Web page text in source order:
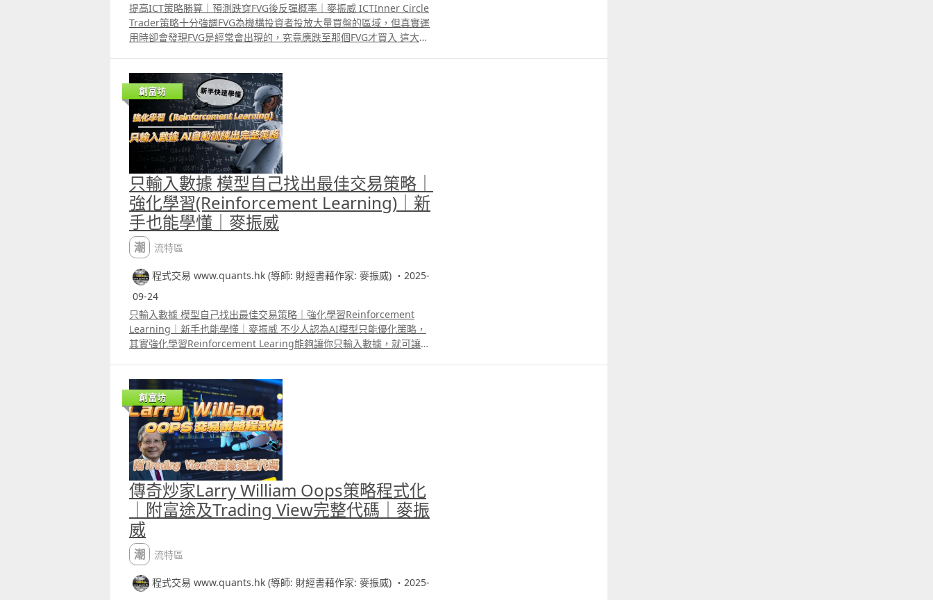
提高ICT策略勝算｜預測跌穿FVG後反彈概率｜麥振威 ICTInner Circle
Trader策略十分強調FVG為機構投資者投放大量買盤的區域，但真實運
用時卻會發現FVG是經常會出現的，究竟應跌至那個FVG才買入 這大部
提高使用ICT策略的勝算。
_________________________________________________________________________
______________ Patreon 會員可選策略可自行backtest及autotrade 1
ICT策略改良版_美期版本 YouTube介紹影片
httpswww.youtube.comwatchv=_k16D3moiugamp;t=5s Backtest
Report
httpswww.tradingview.comscriptNJDkHQ5oICT%E7%AD%96%E7%
95%A5%E6%94%B9%E8%89%AF%E7%89%882%E7%BE%8E%E6%9
C%9F%E7%89%8810 2 ICT 策略改良版_美股及ETF版本 YouTube介紹
影片 httpsyoutu.be4YzpHdt73NEsi=UV7Pzztp1Ii_rfG Backtest
Report
httpswww.tradingview.comscriptK3wgWwILICT%E7%AD%96%E7
%95%A5%E6%94%B9%E8%89%AF%E7%89%882%E7%BE%8E%E8
%82%A1%E5%8F%8AETF%E7%89%88 3 收市前下單 月收入增2.7萬
策略 YouTube介紹影片
httpsyoutu.beIHqAB98gwaUsi=zSeuhTMtBfBBzeb Backtest Report
httpswww.tradingview.comscriptero6ddTkAftermarket%E4%B8%8
B%E5%96%AEStrategy 4 T33_香港期指策略 YouTube介紹影片
httpsyoutu.bekoYtAO9AZKksi=k5H9jsOnUma53K9 Backtest Report
%89%88%E6%9C%AC 5 著名個人炒家John Carter 自創策略1年賺
1800萬美元 改良版 YouTube介紹影片
httpsyoutu.beFQzQ8o4pz_4si=zF10XqrlCw8wbgP9 Backtest
Report
httpswww.tradingview.comscriptGn7udQ7mTTM%E8%83%8C%E9
%A6%B3%E6%94%B9%E8%89%AF%E7%89%88 6 瑞典交易員
Kristjan Kullamagi交易策略改良版 YouTube介紹影片
httpsyoutu.beEwZJ6jdhpXssi=pWqnY7By89I9_pYl Backtest Report
httpswww.tradingview.comscriptjAmLZsVY%E7%91%9E%E5%85%
B8%E4%BA%A4%E6%98%93%E5%93%A1KristjanKullamagi%E4%
BA%A4%E6%98%93%E7%AD%96%E7%95%A5 7專炒UVIX策略
YouTube介紹影片
httpsyoutu.beeNf96DNwFMEsi=16blJAt42R51UySt Backtest Report
httpswww.tradingview.comscriptdf1YGeTT%E5%B0%88%E7%82%
92UVIX%E7%AD%96%E7%95%A5 8 線性回歸指標1.0 YouTube介紹
創富坊
只輸入數據 模型自己找出最佳交易策略｜
強化學習(Reinforcement Learning)｜新
手也能學懂｜麥振威
潮流特區
程式交易 www.quants.hk (導師: 財經書藉作家: 麥振威) ・2025-
09-24
只輸入數據 模型自己找出最佳交易策略｜強化學習Reinforcement
Learning｜新手也能學懂｜麥振威 不少人認為AI模型只能優化策略，
其實強化學習Reinforcement Learing能夠讓你只輸入數據，就可讓模
悉python語法，也能運用強化學習模型訓練出策略，以及優化個人的交
易策略。
________________________________________________________________ Patreon
會員可選策略可自行backtest及autotrade 1 ICT策略改良版_美期版本
YouTube介紹影片
httpswww.youtube.comwatchv=_k16D3moiugamp;t=5s Backtest
Report
httpswww.tradingview.comscriptNJDkHQ5oICT%E7%AD%96%E7%
95%A5%E6%94%B9%E8%89%AF%E7%89%882%E7%BE%8E%E6%9
C%9F%E7%89%8810 2 ICT 策略改良版_美股及ETF版本 YouTube介紹
影片 httpsyoutu.be4YzpHdt73NEsi=UV7Pzztp1Ii_rfG Backtest
Report
httpswww.tradingview.comscriptK3wgWwILICT%E7%AD%96%E7
%95%A5%E6%94%B9%E8%89%AF%E7%89%882%E7%BE%8E%E8
%82%A1%E5%8F%8AETF%E7%89%88 3 收市前下單 月收入增2.7萬
創富坊
傳奇炒家Larry William Oops策略程式化
｜附富途及Trading View完整代碼｜麥振
威
潮流特區
程式交易 www.quants.hk (導師: 財經書藉作家: 麥振威) ・2025-